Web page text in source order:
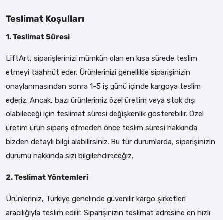
Teslimat Koşulları
1. Teslimat Süresi
LiftArt, siparişlerinizi mümkün olan en kısa sürede teslim
etmeyi taahhüt eder. Ürünlerinizi genellikle siparişinizin
onaylanmasından sonra 1-5 iş günü içinde kargoya teslim
ederiz. Ancak, bazı ürünlerimiz özel üretim veya stok dışı
olabileceği için teslimat süresi değişkenlik gösterebilir. Özel
üretim ürün sipariş etmeden önce teslim süresi hakkında
bizden detaylı bilgi alabilirsiniz. Bu tür durumlarda, siparişinizin
durumu hakkında sizi bilgilendireceğiz.
2. Teslimat Yöntemleri
Ürünleriniz, Türkiye genelinde güvenilir kargo şirketleri
aracılığıyla teslim edilir. Siparişinizin teslimat adresine en hızlı